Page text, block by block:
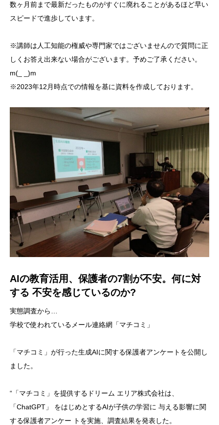
数ヶ月前まで最新だったものがすぐに廃れることがあるほど早い
スピードで進歩しています。
※講師は人工知能の権威や専門家ではございませんので質問に正
しくお答え出来ない場合がございます。予めご了承ください。
m(_ _)m
※2023年12月時点での情報を基に資料を作成しております。
AIの教育活用、保護者の7割が不安。何に対
する 不安を感じているのか?
実態調査から…
学校で使われているメール連絡網「マチコミ」
「マチコミ」が行った生成AIに関する保護者アンケートを公開し
ました。
“「マチコミ」を提供するドリーム エリア株式会社は、
「ChatGPT」 をはじめとするAIが子供の学習に 与える影響に関
する保護者アンケー トを実施、調査結果を発表した。